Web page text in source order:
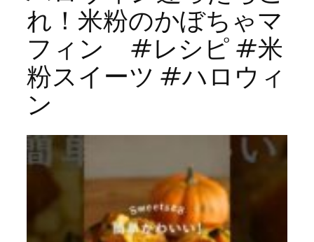
れ！米粉のかぼちゃマ
フィン #レシピ #米
粉スイーツ #ハロウィ
ン